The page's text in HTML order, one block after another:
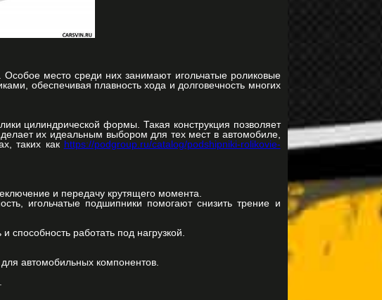
место среди них занимают игольчатые роликовые
обеспечивая плавность хода и долговечность многих
цилиндрической формы. Такая конструкция позволяет
их идеальным выбором для тех мест в автомобиле,
таких как https://podgroup.ru/catalog/podshipniki-rolikovie-
и передачу крутящего момента.
игольчатые подшипники помогают снизить трение и
способность работать под нагрузкой.
автомобильных компонентов.